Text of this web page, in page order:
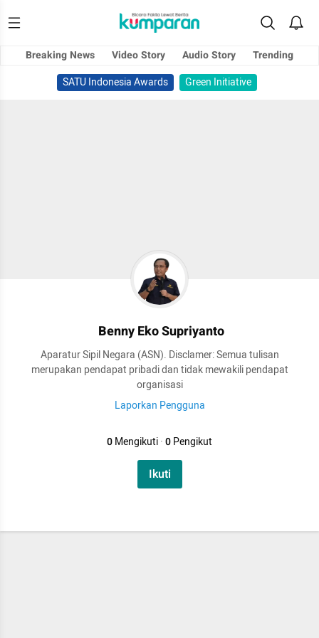
Breaking News Video Story Audio Story
Trending
SATU Indonesia Awards
Green Initiative
Benny Eko Supriyanto
Aparatur Sipil Negara (ASN). Disclamer: Semua tulisan
merupakan pendapat pribadi dan tidak mewakili pendapat
organisasi
Laporkan Pengguna
0Mengikuti·0Pengikut
Ikuti